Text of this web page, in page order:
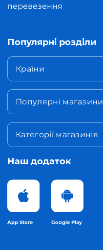
перевезення
Популярні розділи
Країни
Популярні магазини
Категорії магазинів
Наш додаток
App Store Google Play